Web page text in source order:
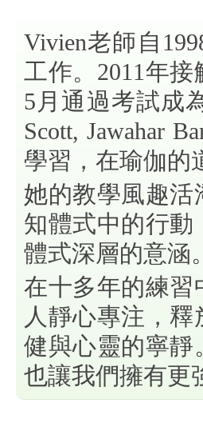
Vivien老師自
工作。2011年接
5月通過考試成
Scott, Jawahar
學習，在瑜伽的
她的教學風趣
知體式中的行
體式深層的意涵。
在十多年的練習
人靜心專注，
健與心靈的寧靜
也讓我們擁有更